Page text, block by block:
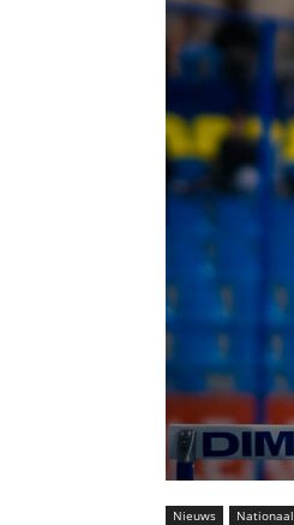
Nieuws Nationaal